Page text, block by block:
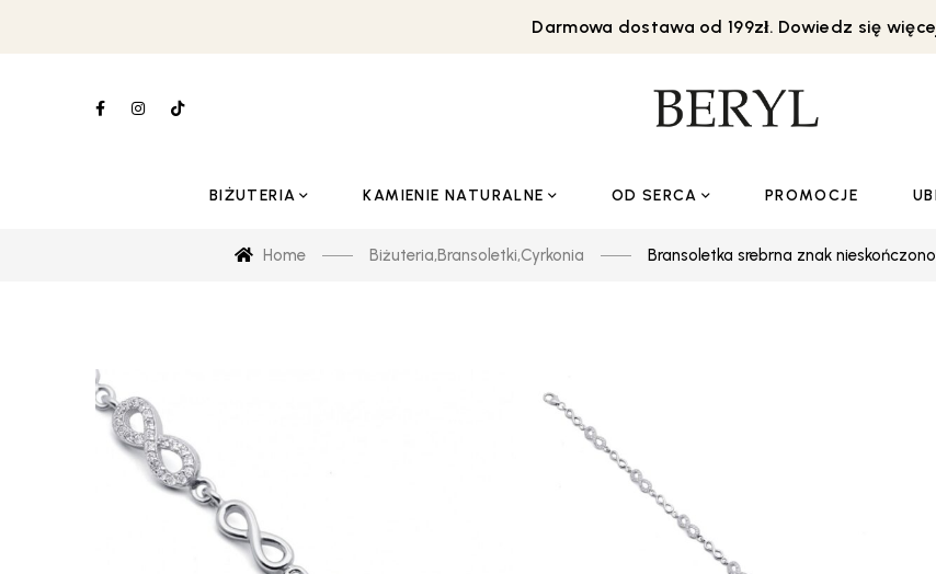
Darmowa dostawa od 199zł. Dowiedz się
BIŻUTERIA KAMIENIE NATURALNE OD SERCA PROMOCJE
Home Biżuteria,Bransoletki,Cyrkonia Bransoletka srebrna znak